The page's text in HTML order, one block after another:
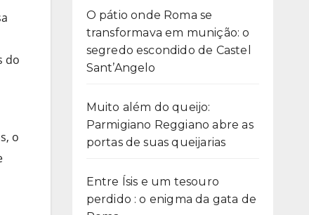
do
o
O pátio onde Roma se
transformava em munição: o
segredo escondido de Castel
Sant’Angelo
Muito além do queijo:
Parmigiano Reggiano abre as
portas de suas queijarias
Entre Ísis e um tesouro
perdido : o enigma da gata de